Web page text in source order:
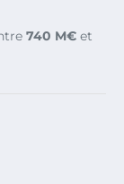
740 M€ et